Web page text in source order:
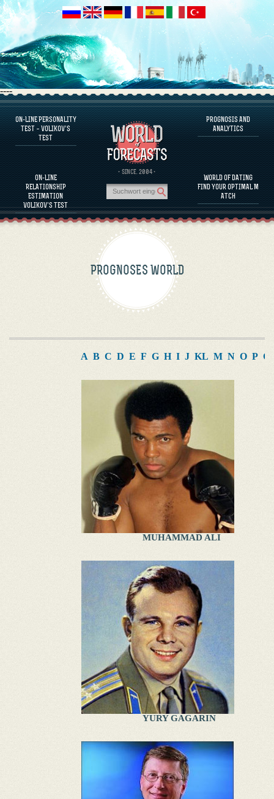
----
ON-LINE PERSONALITY
TEST – VOLIKOV’S
TEST
ON-LINE
RELATIONSHIP
ESTIMATION
VOLIKOV’S TEST
· SINCE. 2004 ·
PROGNOSIS AND
ANALYTICS
WORLD OF DATING
FIND YOUR OPTIMAL M
ATCH
FAQS
DEFINE ONE’S PERSONALITY
FAMOUS PERSONALITIES
FAQS
CALCULATE RELATIONSHIP COMPATIBILITY
PROGNOSIS AND ANALYTICS
PROGNOSES WORLD
A B C D E F G H I J KL M N O P Q
MUHAMMAD ALI
YURY GAGARIN